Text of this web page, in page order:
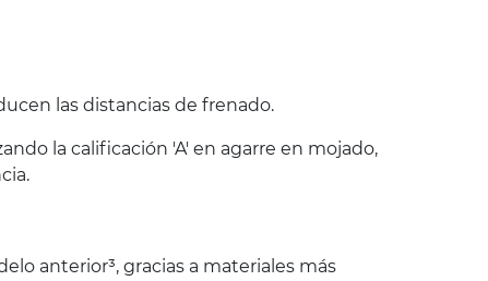
las distancias de frenado.
la calificación 'A' en agarre en mojado,
anterior³, gracias a materiales más